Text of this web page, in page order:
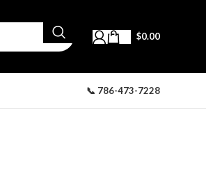
$0.00
📞 786-473-7228